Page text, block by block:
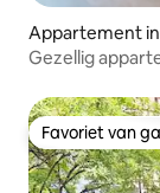
Appartement
Gezellig
Favoriet van
Favoriet van